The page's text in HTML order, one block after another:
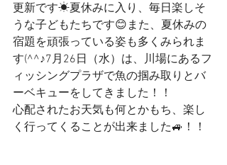
更新です☀夏休みに入り、毎日楽しそ
うな子どもたちです😊また、夏休みの
宿題を頑張っている姿も多くみられま
す(^^♪7月26日（水）は、川場にあるフ
ィッシングプラザで魚の掴み取りとバ
ーベキューをしてきました！！
心配されたお天気も何とかもち、楽し
く行ってくることが出来ました🚙！！